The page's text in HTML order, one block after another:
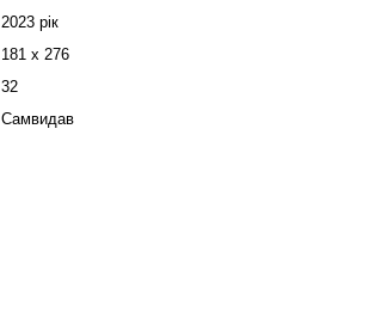
2023 рік
181 х 276
32
Самвидав